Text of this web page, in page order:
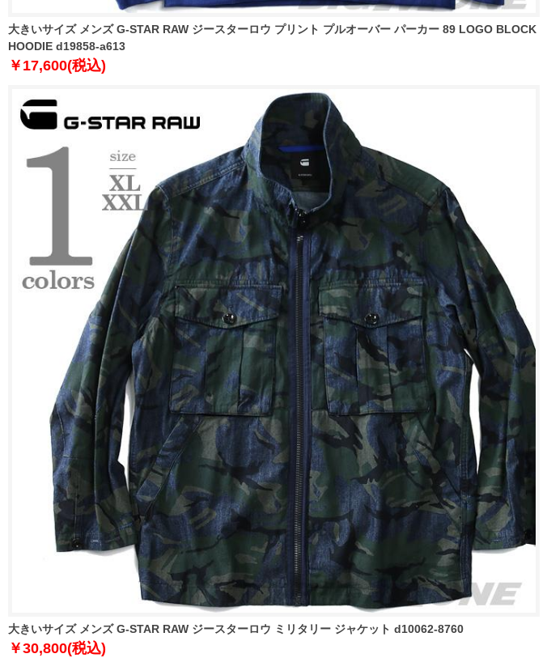
大きいサイズ メンズ G-STAR RAW ジースターロウ プリント プルオーバー パーカー 89 LOGO BLOCK
HOODIE d19858-a613
￥17,600(税込)
大きいサイズ メンズ G-STAR RAW ジースターロウ ミリタリー ジャケット d10062-8760
￥30,800(税込)